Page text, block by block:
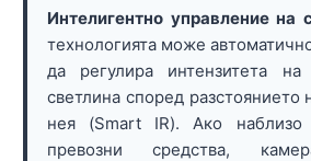
Интелигентно управление на
технологията може
да регулира интензитета на
светлина според разстоянието
нея (Smart IR). Ако
превозни средства,